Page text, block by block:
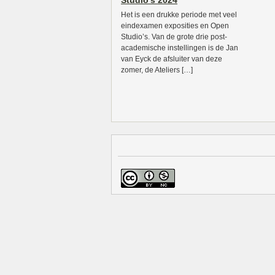
Het is een drukke periode met veel
eindexamen exposities en Open
Studio’s. Van de grote drie post-
academische instellingen is de Jan
van Eyck de afsluiter van deze
zomer, de Ateliers […]